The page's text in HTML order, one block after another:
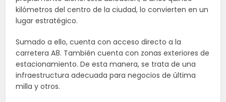
kilómetros del centro de la ciudad, lo convierten en un
lugar estratégico.
Sumado a ello, cuenta con acceso directo a la
carretera A8. También cuenta con zonas exteriores de
estacionamiento. De esta manera, se trata de una
infraestructura adecuada para negocios de última
milla y otros.